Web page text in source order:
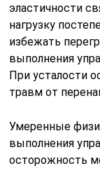
эластичности
нагрузку
избежать
выполнения
При усталости
травм от
Умеренные
выполнения
осторожность